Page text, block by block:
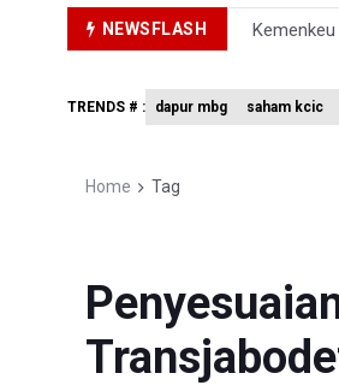
NEWSFLASH
KPK
TRENDS # : dapur mbg saham kcic
Home Tag